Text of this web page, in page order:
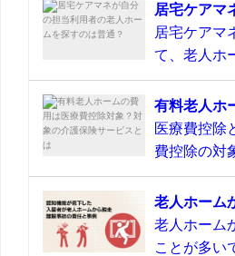
居宅ケアマ
居宅ケアマ
て、老人ホ
有料老人ホ
医療費控除
費控除の対
老人ホーム
老人ホーム
ことが多い